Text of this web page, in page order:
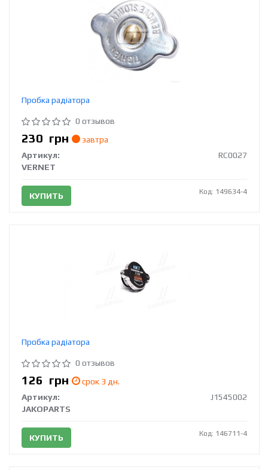
Пробка радіатора
0 отзывов
230 грн
завтра
Артикул:
RC0027
VERNET
КУПИТЬ Код: 149634-4
Пробка радіатора
0 отзывов
126 грн
срок 3 дн.
Артикул:
J1545002
JAKOPARTS
КУПИТЬ Код: 146711-4